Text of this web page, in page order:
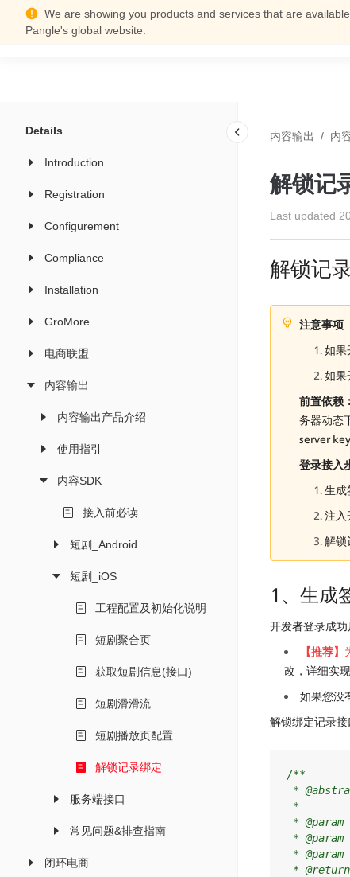
We are showing you products and services that are
Pangle's global website.Support Center
Details
Introduction
Registration
Configurement
Compliance
Installation
GroMore
电商联盟
内容输出
内容输出产品介绍
使用指引
内容SDK
接入前必读
短剧_Android
短剧_iOS
工程配置及初始化说明
短剧聚合页
获取短剧信息(接口)
短剧滑滑流
短剧播放页配置
解锁记录绑定
服务端接口
常见问题&排查指南
闭环电商
内容输出 / 内
解锁记
Last updated
解锁记
注意事项
如果
如果
前置依赖：
务器动态
server key
登录接入
生成
注入
解锁
1、生成
开发者登录成
【推荐】
改，详细实
如果您没
解锁绑定记录接
/**
*
*
*
*
*
* @return